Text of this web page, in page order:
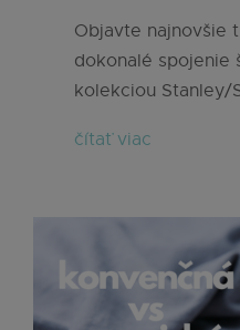
Objavte najnovšie
dokonalé spojenie
kolekciou Stanley/
čítať viac